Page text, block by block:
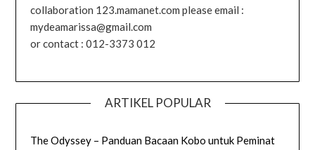
collaboration 123.mamanet.com please email :
mydeamarissa@gmail.com
or contact : 012-3373 012
ARTIKEL POPULAR
The Odyssey – Panduan Bacaan Kobo untuk Peminat